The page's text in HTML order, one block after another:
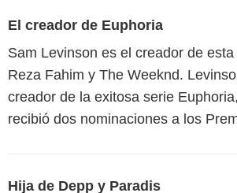
El creador de Euphoria
Sam Levinson es el creador de
Reza Fahim y The Weeknd.
creador de la exitosa serie
recibió dos nominaciones a los
Hija de Depp y Paradis